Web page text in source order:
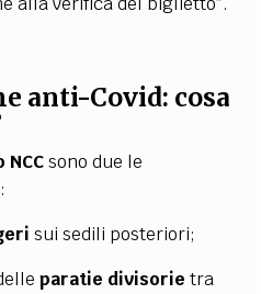
anti-Covid: cosa
sono due le
sui sedili posteriori;
paratie divisorie tra